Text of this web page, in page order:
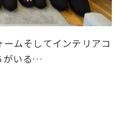
ムそしてインテリアコ
がいる…